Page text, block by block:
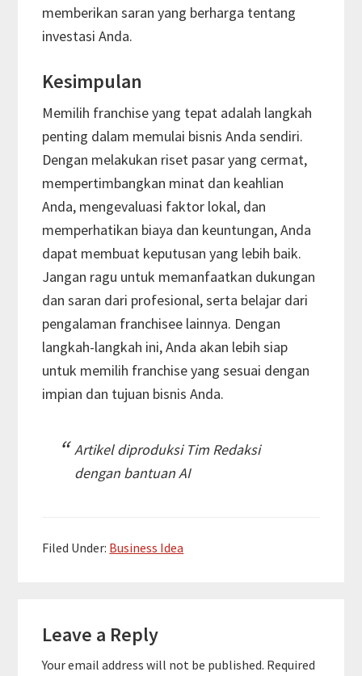
memberikan saran yang berharga tentang
investasi Anda.
Kesimpulan
Memilih franchise yang tepat adalah langkah
penting dalam memulai bisnis Anda sendiri.
Dengan melakukan riset pasar yang cermat,
mempertimbangkan minat dan keahlian
Anda, mengevaluasi faktor lokal, dan
memperhatikan biaya dan keuntungan, Anda
dapat membuat keputusan yang lebih baik.
Jangan ragu untuk memanfaatkan dukungan
dan saran dari profesional, serta belajar dari
pengalaman franchisee lainnya. Dengan
langkah-langkah ini, Anda akan lebih siap
untuk memilih franchise yang sesuai dengan
impian dan tujuan bisnis Anda.
Artikel diproduksi Tim Redaksi
dengan bantuan AI
Filed Under: Business Idea
Interactions
Leave a Reply
Your email address will not be published. Required